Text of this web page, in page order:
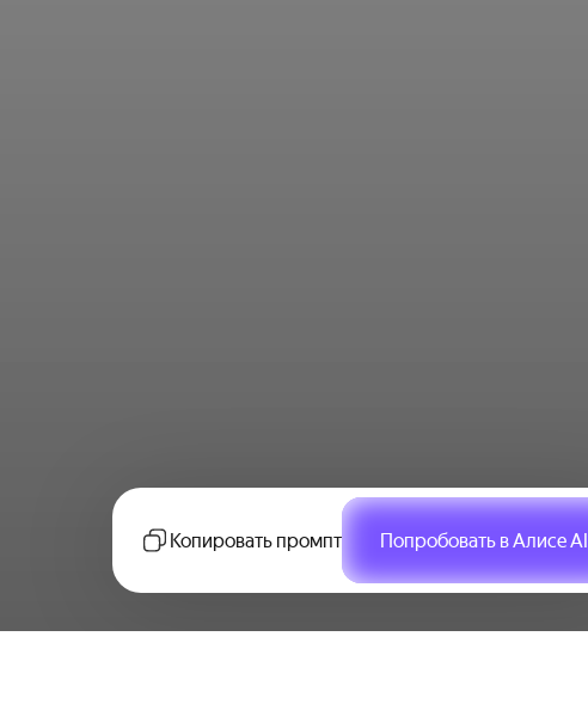
Копировать промпт Попробовать в Алисе AI